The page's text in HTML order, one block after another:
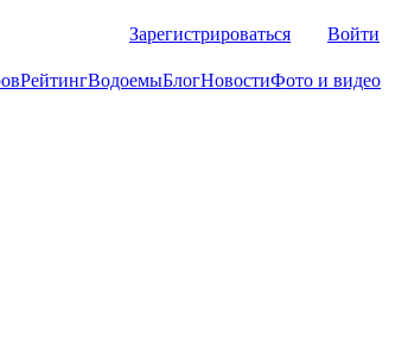
Зарегистрироваться Войти
РейтингВодоемыБлогНовостиФото и видео